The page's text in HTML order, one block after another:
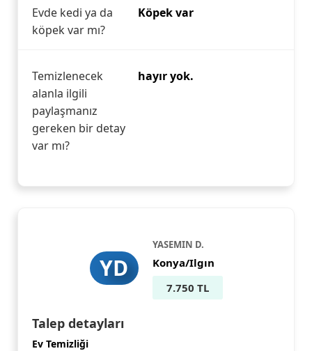
Evde kedi ya da
köpek var mı?
Köpek var
Temizlenecek
alanla ilgili
paylaşmanız
gereken bir detay
var mı?
hayır yok.
YD
YASEMIN D.
Konya/Ilgın
7.750 TL
Talep detayları
Ev Temizliği